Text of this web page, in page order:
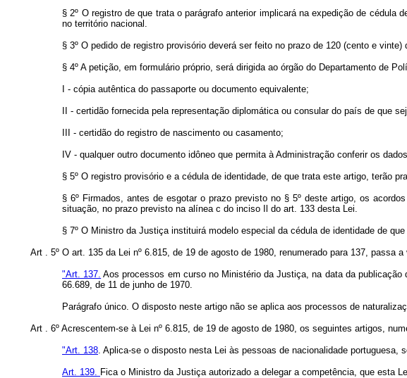
§ 2º O registro de que trata o parágrafo anterior implicará na expedição de
no território nacional.
§ 3º O pedido de registro provisório deverá ser feito no prazo de 120 (cento e
§ 4º A petição, em formulário próprio, será dirigida ao órgão do Departamento de
I - cópia autêntica do passaporte ou documento equivalente;
II - certidão fornecida pela representação diplomática ou consular do país de que
III - certidão do registro de nascimento ou casamento;
IV - qualquer outro documento idôneo que permita à Administração conferir os
§ 5º O registro provisório e a cédula de identidade, de que trata este artigo, terão
§ 6º Firmados, antes de esgotar o prazo previsto no § 5º deste artigo, os
situação, no prazo previsto na alínea c do inciso Il do art. 133 desta Lei.
§ 7º O Ministro da Justiça instituirá modelo especial da cédula de identidade de
Art . 5º O art. 135 da Lei nº 6.815, de 19 de agosto de 1980, renumerado para 137, passa
"Art. 137. Aos processos em curso no Ministério da Justiça, na data da
66.689, de 11 de junho de 1970.
Parágrafo único. O disposto neste artigo não se aplica aos processos de
Art . 6º Acrescentem-se à Lei nº 6.815, de 19 de agosto de 1980, os seguintes artigos,
"Art. 138. Aplica-se o disposto nesta Lei às pessoas de nacionalidade
Art. 139. Fica o Ministro da Justiça autorizado a delegar a competência, que esta